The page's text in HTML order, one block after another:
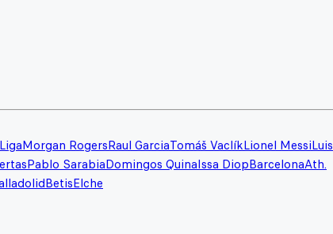
Morgan RogersRaul GarciaTomáš VaclíkLionel MessiLuis
Pablo SarabiaDomingos QuinaIssa DiopBarcelonaAth.
BetisElche